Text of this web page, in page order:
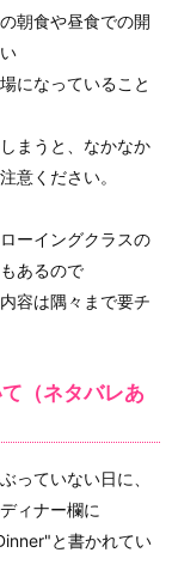
朝食や昼食での開
になっていること
まうと、なかなか
意ください。
ーイングクラスの
あるので
容は隅々まで要チ
（ネタバレあ
っていない日に、
ィナー欄に
と書かれてい